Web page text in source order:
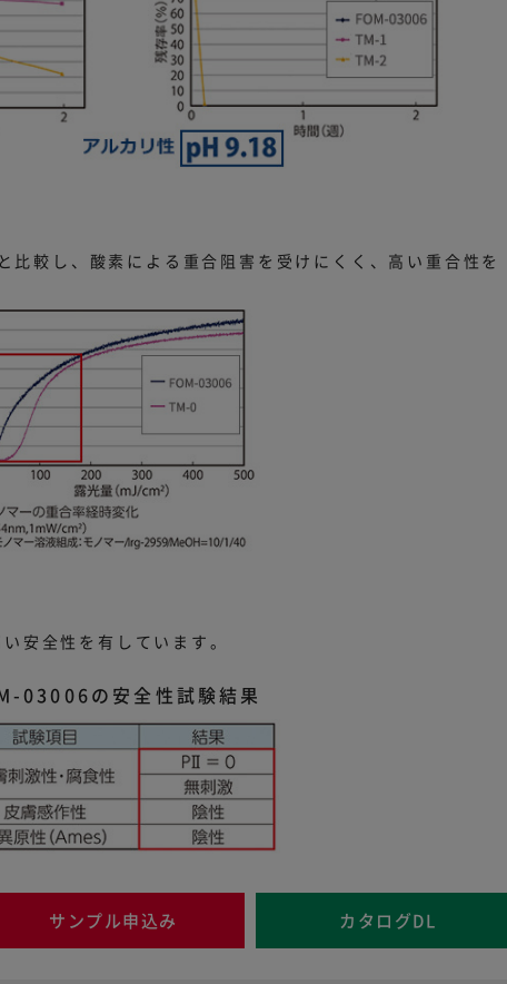
較し、酸素による重合阻害を受けにくく、高い重合性を
安全性を有しています。
03006の安全性試験結果
サンプル申込み カタログDL